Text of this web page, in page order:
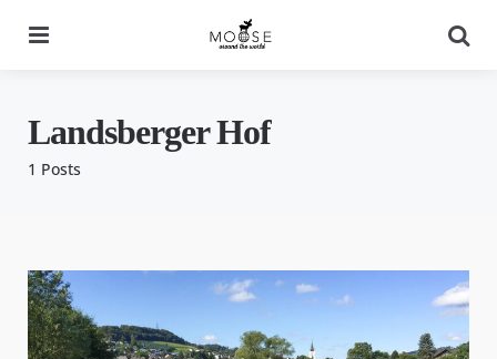
1 Posts
Landsberger Hof